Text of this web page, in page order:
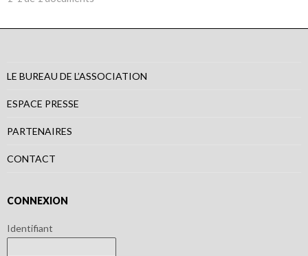
LE BUREAU DE L’ASSOCIATION
ESPACE PRESSE
PARTENAIRES
CONTACT
CONNEXION
Identifiant